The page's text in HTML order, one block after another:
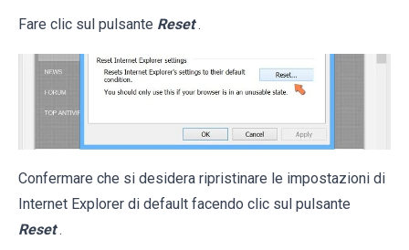
Fare clic sul pulsante Reset .
Confermare che si desidera ripristinare le impostazioni di
Internet Explorer di default facendo clic sul pulsante
Reset .